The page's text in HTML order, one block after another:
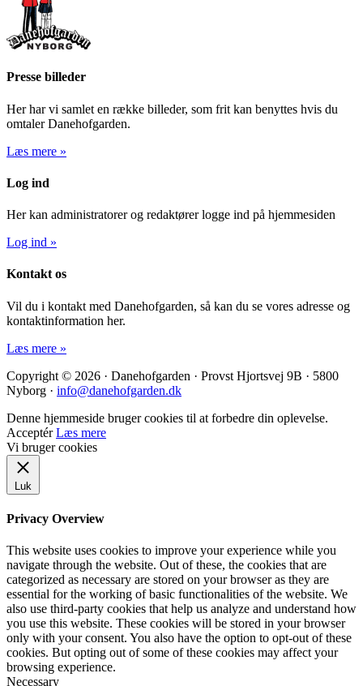
Presse billeder
Her har vi samlet en række billeder, som frit kan benyttes hvis du
omtaler Danehofgarden.
Læs mere »
Log ind
Her kan administratorer og redaktører logge ind på hjemmesiden
Log ind »
Kontakt os
Vil du i kontakt med Danehofgarden, så kan du se vores adresse og
kontaktinformation her.
Læs mere »
Copyright © 2026 · Danehofgarden · Provst Hjortsvej 9B · 5800
Nyborg · info@danehofgarden.dk
Denne hjemmeside bruger cookies til at forbedre din oplevelse.
Acceptér Læs mere
Vi bruger cookies
Luk
Privacy Overview
This website uses cookies to improve your experience while you
navigate through the website. Out of these, the cookies that are
categorized as necessary are stored on your browser as they are
essential for the working of basic functionalities of the website. We
also use third-party cookies that help us analyze and understand how
you use this website. These cookies will be stored in your browser
only with your consent. You also have the option to opt-out of these
cookies. But opting out of some of these cookies may affect your
browsing experience.
Necessary